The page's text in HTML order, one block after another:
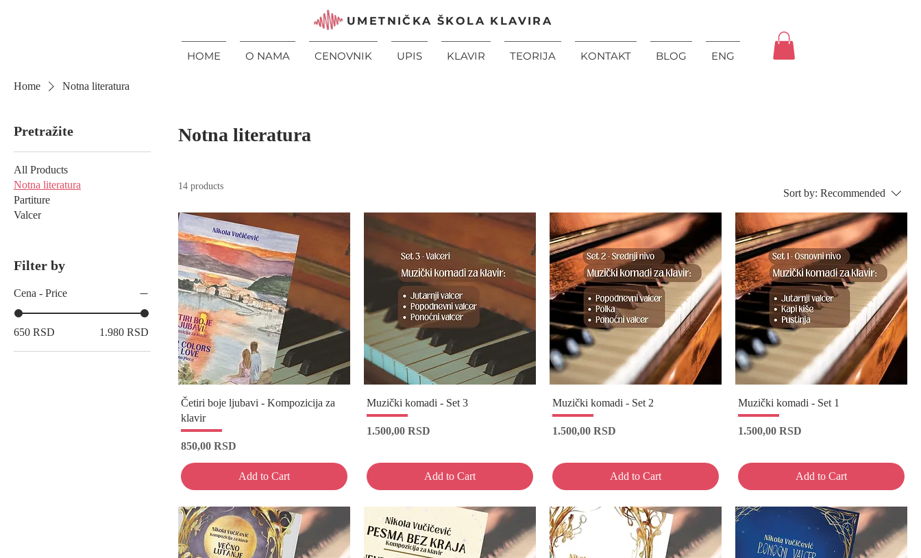
UMETNIČKA ŠKOLA KLAVIRA
HOME O NAMA CENOVNIK UPIS KLAVIR TEORIJA KONTAKT BLOG ENG
Home Notna literatura
Pretražite
All Products
Notna literatura
Partiture
Valcer
Filter by
Cena - Price
650 RSD 1.980 RSD
Notna literatura
14 products
Sort by: Recommended
Četiri boje ljubavi - Kompozicija za
klavir
Price
850,00 RSD
Add to Cart
Muzički komadi - Set 3
Price
1.500,00 RSD
Add to Cart
Muzički komadi - Set 2
Price
1.500,00 RSD
Add to Cart
Muzički komadi - Set 1
Price
1.500,00 RSD
Add to Cart